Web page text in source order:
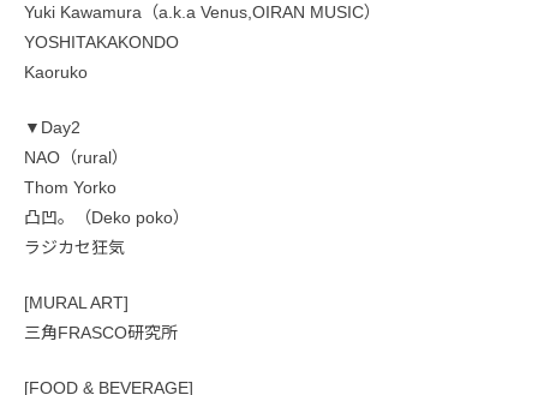
Yuki Kawamura（a.k.a Venus,OIRAN MUSIC）
YOSHITAKAKONDO
Kaoruko
▼Day2
NAO（rural）
Thom Yorko
凸凹。（Deko poko）
ラジカセ狂気
[MURAL ART]
三角FRASCO研究所
[FOOD & BEVERAGE]